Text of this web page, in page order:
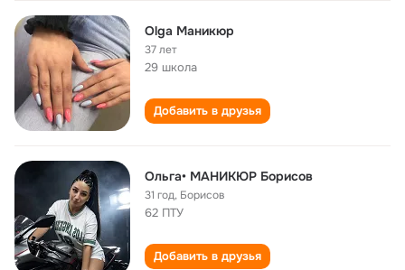
Olga Маникюр
37 лет
29 школа
Добавить в друзья
Ольга• МАНИКЮР Борисов
31 год, Борисов
62 ПТУ
Добавить в друзья